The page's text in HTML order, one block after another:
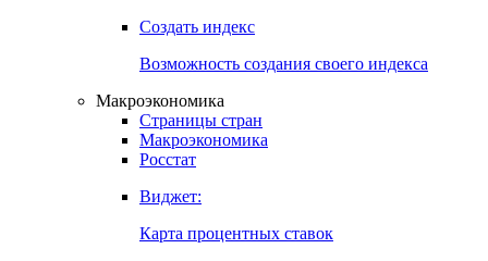
Создать индекс
Возможность создания своего индекса
Макроэкономика
Страницы стран
Макроэкономика
Росстат
Виджет:
Карта процентных ставок